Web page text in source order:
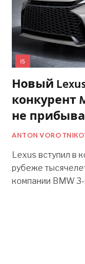
IS
Новый
конкурент
не
ANTON
Lexus вступил в
рубеже
компании BMW